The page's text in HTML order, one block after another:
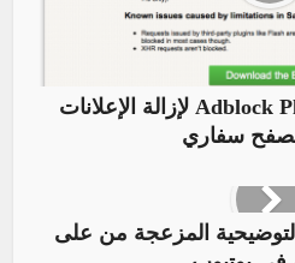
كيفية تثبيت إضافة Adblock Plus لإزالة الإعلانات
سفاري
التوضيحية المزعجة من على